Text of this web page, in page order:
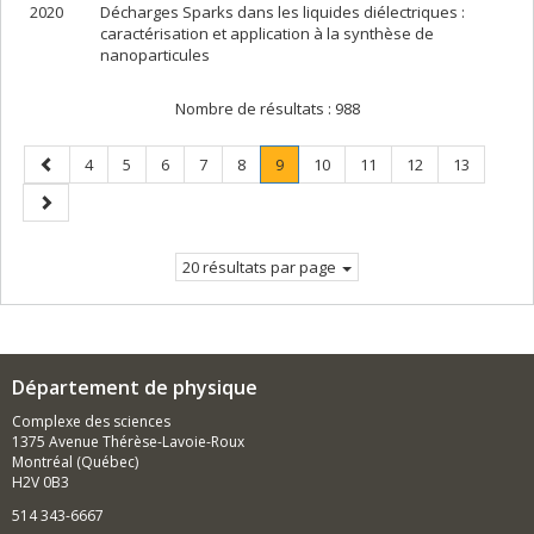
2020
Décharges Sparks dans les liquides diélectriques :
caractérisation et application à la synthèse de
nanoparticules
Nombre de résultats : 988
Page
précédente
Page
4 Page
5 Page
6 Page
7 Page
8 Page
9.
Page
Page
10 Page
11 Page
12 Page
13
Page
suivante
20 résultats par page
Département de physique
Complexe des sciences
1375 Avenue Thérèse-Lavoie-Roux
Montréal (Québec)
H2V 0B3
514 343-6667